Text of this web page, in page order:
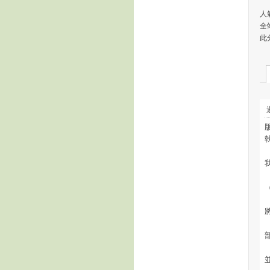
人
全
此